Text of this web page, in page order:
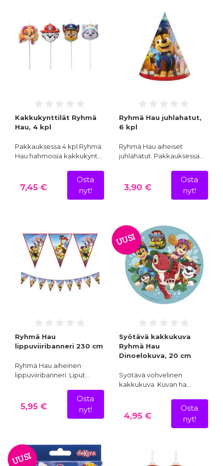
Kakkukynttilät Ryhmä
Hau, 4 kpl
Pakkauksessa 4 kpl Ryhmä
Hau hahmoisia kakkukynt…
7,45 €
Osta
nyt!
Ryhmä Hau juhlahatut,
6 kpl
Ryhmä Hau aiheiset
juhlahatut. Pakkauksessa…
3,90 €
Osta
nyt!
Ryhmä Hau
lippuviiribanneri 230 cm
Ryhmä Hau aiheinen
lippuviiribanneri. Liput…
5,95 €
Osta
nyt!
UUSI
Syötävä kakkukuva
Ryhmä Hau
Dinoelokuva, 20 cm
Syötävä vohvelinen
kakkukuva. Kuvan ha…
4,95 €
Osta
nyt!
UUSI